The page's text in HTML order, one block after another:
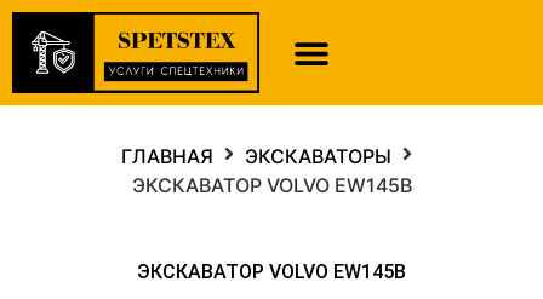
ГЛАВНАЯ
ЭКСКАВАТОРЫ
ЭКСКАВАТОР VOLVO EW145B
ЭКСКАВАТОР VOLVO EW145B